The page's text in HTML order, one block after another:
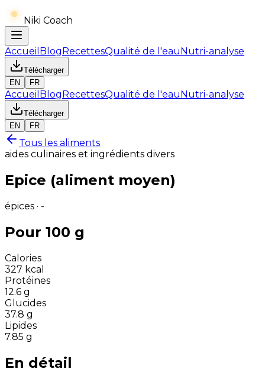
Niki Coach
Accueil BlogRecettesQualité de l'eauNutri-analyse
Télécharger
EN
FR
Accueil BlogRecettesQualité de l'eauNutri-analyse
Télécharger
EN
FR
Tous les aliments
aides culinaires et ingrédients divers
Epice (aliment moyen)
épices · -
Pour 100 g
Calories
327 kcal
Protéines
12.6 g
Glucides
37.8 g
Lipides
7.85 g
En détail